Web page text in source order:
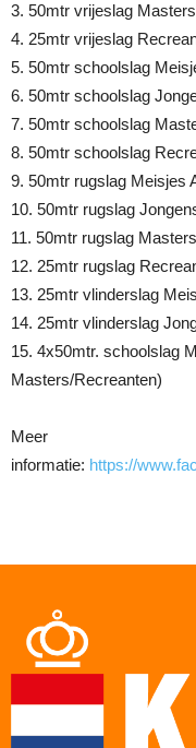
3. 50mtr vrijeslag Masters
4. 25mtr vrijeslag
5. 50mtr schoolslag
6. 50mtr schoolslag
7. 50mtr schoolslag
8. 50mtr schoolslag
9. 50mtr rugslag Meisjes
10. 50mtr rugslag
11. 50mtr rugslag Masters
12. 25mtr rugslag
13. 25mtr vlinderslag
14. 25mtr vlinderslag
15. 4x50mtr. schoolslag
Masters/Recreanten)
Meer
informatie: https://